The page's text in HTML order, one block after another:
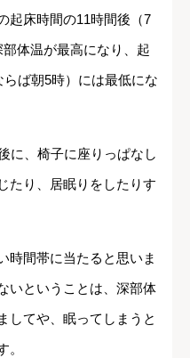
起床時間の11時間後（7
体温が最高になり、起
ば朝5時）には最低にな
に、椅子に座りっぱなし
たり、居眠りをしたりす
時間帯に当たると思いま
いということは、深部体
してや、眠ってしまうと
。